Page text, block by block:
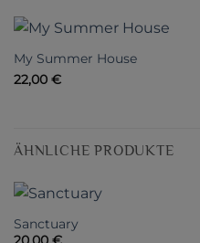
My Summer House
22,00 €
ÄHNLICHE PRODUKTE
Sanctuary